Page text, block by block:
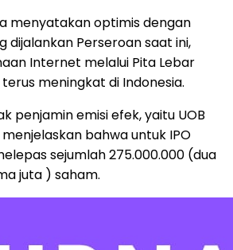
menyatakan optimis dengan
dijalankan Perseroan saat ini,
Internet melalui Pita Lebar
meningkat di Indonesia.
penjamin emisi efek, yaitu UOB
menjelaskan bahwa untuk IPO
sejumlah 275.000.000 (dua
juta ) saham.